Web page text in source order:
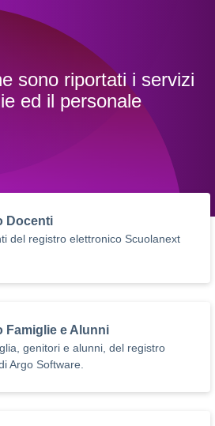
sono riportati i servizi
ed il personale
Docenti
del registro elettronico Scuolanext
Famiglie e Alunni
genitori e alunni, del registro
Argo Software.